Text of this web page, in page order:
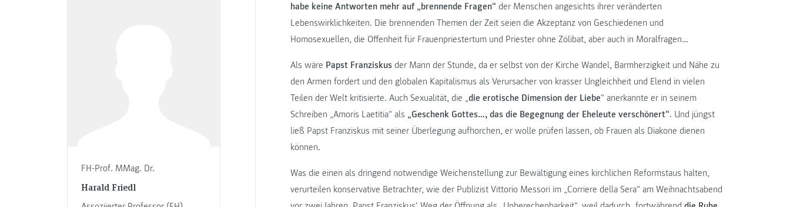
FH-Prof. MMag. Dr.
Harald Friedl
habe keine Antworten mehr auf „brennende Fragen“ der Menschen angesichts ihrer veränderten
Lebenswirklichkeiten. Die brennenden Themen der Zeit seien die Akzeptanz von Geschiedenen und
Homosexuellen, die Offenheit für Frauenpriestertum und Priester ohne Zölibat, aber auch in Moralfragen…
Als wäre Papst Franziskus der Mann der Stunde, da er selbst von der Kirche Wandel, Barmherzigkeit und Nähe zu
den Armen fordert und den globalen Kapitalismus als Verursacher von krasser Ungleichheit und Elend in vielen
Teilen der Welt kritisierte. Auch Sexualität, die „die erotische Dimension der Liebe“ anerkannte er in seinem
Schreiben „Amoris Laetitia“ als „Geschenk Gottes…, das die Begegnung der Eheleute verschönert“. Und jüngst
ließ Papst Franziskus mit seiner Überlegung aufhorchen, er wolle prüfen lassen, ob Frauen als Diakone dienen
können.
Was die einen als dringend notwendige Weichenstellung zur Bewältigung eines kirchlichen Reformstaus halten,
verurteilen konservative Betrachter, wie der Publizist Vittorio Messori im „Corriere della Sera“ am Weihnachtsabend